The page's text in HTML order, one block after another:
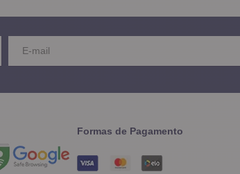
Formas de Pagamento